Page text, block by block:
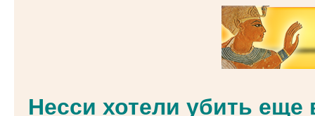
Несси хотели убить еще